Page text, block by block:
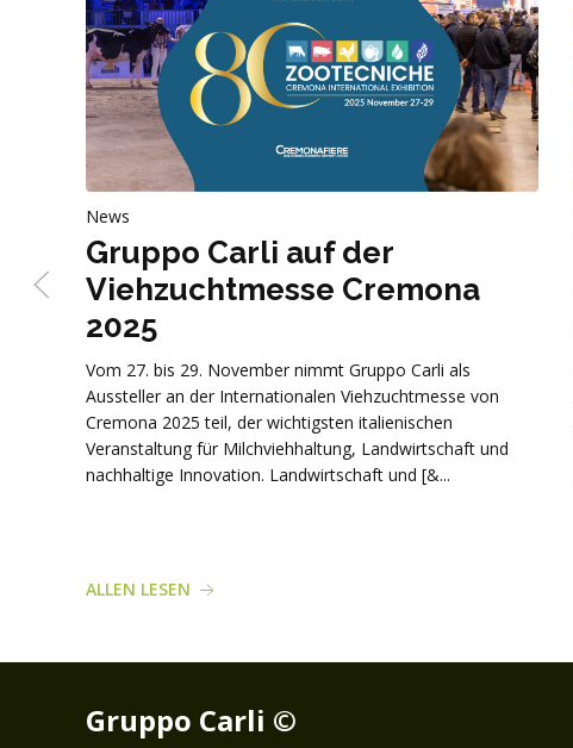
News
Gruppo Carli auf der
Viehzuchtmesse Cremona
2025
Vom 27. bis 29. November nimmt Gruppo Carli als
Aussteller an der Internationalen Viehzuchtmesse von
Cremona 2025 teil, der wichtigsten italienischen
Veranstaltung für Milchviehhaltung, Landwirtschaft und
nachhaltige Innovation. Landwirtschaft und [&...
ALLEN LESEN
Gruppo Carli ©